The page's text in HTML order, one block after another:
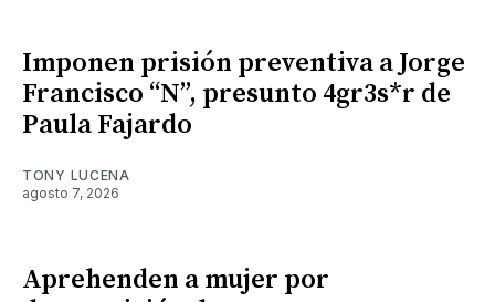
Imponen prisión preventiva a Jorge
Francisco “N”, presunto 4gr3s*r de
Paula Fajardo
TONY LUCENA
agosto 7, 2026
Aprehenden a mujer por